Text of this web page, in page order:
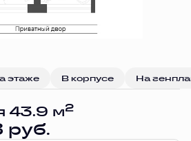
этаже В корпусе На
43.9 м2